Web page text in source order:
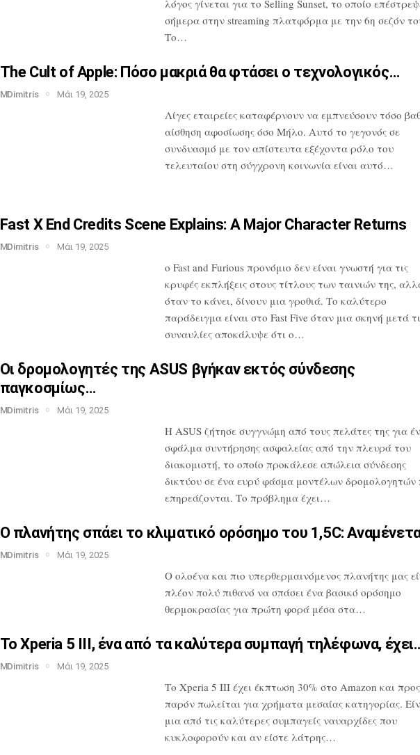
λόγοςγίνεται για το Selling Sunset, το οποίο
σήμερα στην streaming πλατφόρμα με την 6η σεζόν
Το…
The Cult of Apple: Πόσο μακριά θαφτάσει ο τεχνολογικός…
MDimitris Μάι 19, 2025
Λίγες εταιρείες καταφέρνουν ναεμπνεύσουν τόσο
αίσθηση αφοσίωσηςόσο Μήλο. Αυτό το γεγονός σε
συνδυασμό με τον απίστευτα εξέχοντα ρόλο του
τελευταίου στη σύγχρονη κοινωνία είναι αυτό…
Fast X End Credits Scene Explains: AMajor Character Returns
MDimitris Μάι 19, 2025
ο Fast and Furious προνόμιο δεν είναι γνωστή για τις
κρυφές εκπλήξεις στουςτίτλους των ταινιών της,
όταν το κάνει, δίνουν μια γροθιά. Το καλύτερο
παράδειγμα είναι στο Fast Five όταν μιασκηνή μετά
συναυλίες αποκάλυψε ότι ο…
Οι δρομολογητές της ASUS βγήκαν εκτός σύνδεσης
παγκοσμίως…
MDimitris Μάι 19, 2025
Η ASUS ζήτησε συγγνώμη από τους πελάτεςτης για
σφάλμα συντήρησης ασφαλείαςαπό την πλευρά του
διακομιστή, το οποίο προκάλεσε απώλεια σύνδεσης
δικτύου σεένα ευρύ φάσμα μοντέλων δρομολογητών
επηρεάζονται. Το πρόβλημα έχει…
Ο πλανήτης σπάει το κλιματικό ορόσημο του 1,5C:
MDimitris Μάι 19, 2025
O ολοένα και πιο υπερθερμαινόμενος πλανήτης μας
πλέον πολύ πιθανό να σπάσει έναβασικό ορόσημο
θερμοκρασίας για πρώτη φορά μέσα στα…
Το Xperia 5 III, ένα από τα καλύτερασυμπαγή τηλέφωνα,
MDimitris Μάι 19, 2025
Το Xperia 5 III έχει έκπτωση 30% στο Amazon και
παρόν πωλείται γιαχρήματα μεσαίας κατηγορίας.
μιααπό τις καλύτερες συμπαγείς ναυαρχίδεςπου
κυκλοφορούν και αν είστε λάτρης…